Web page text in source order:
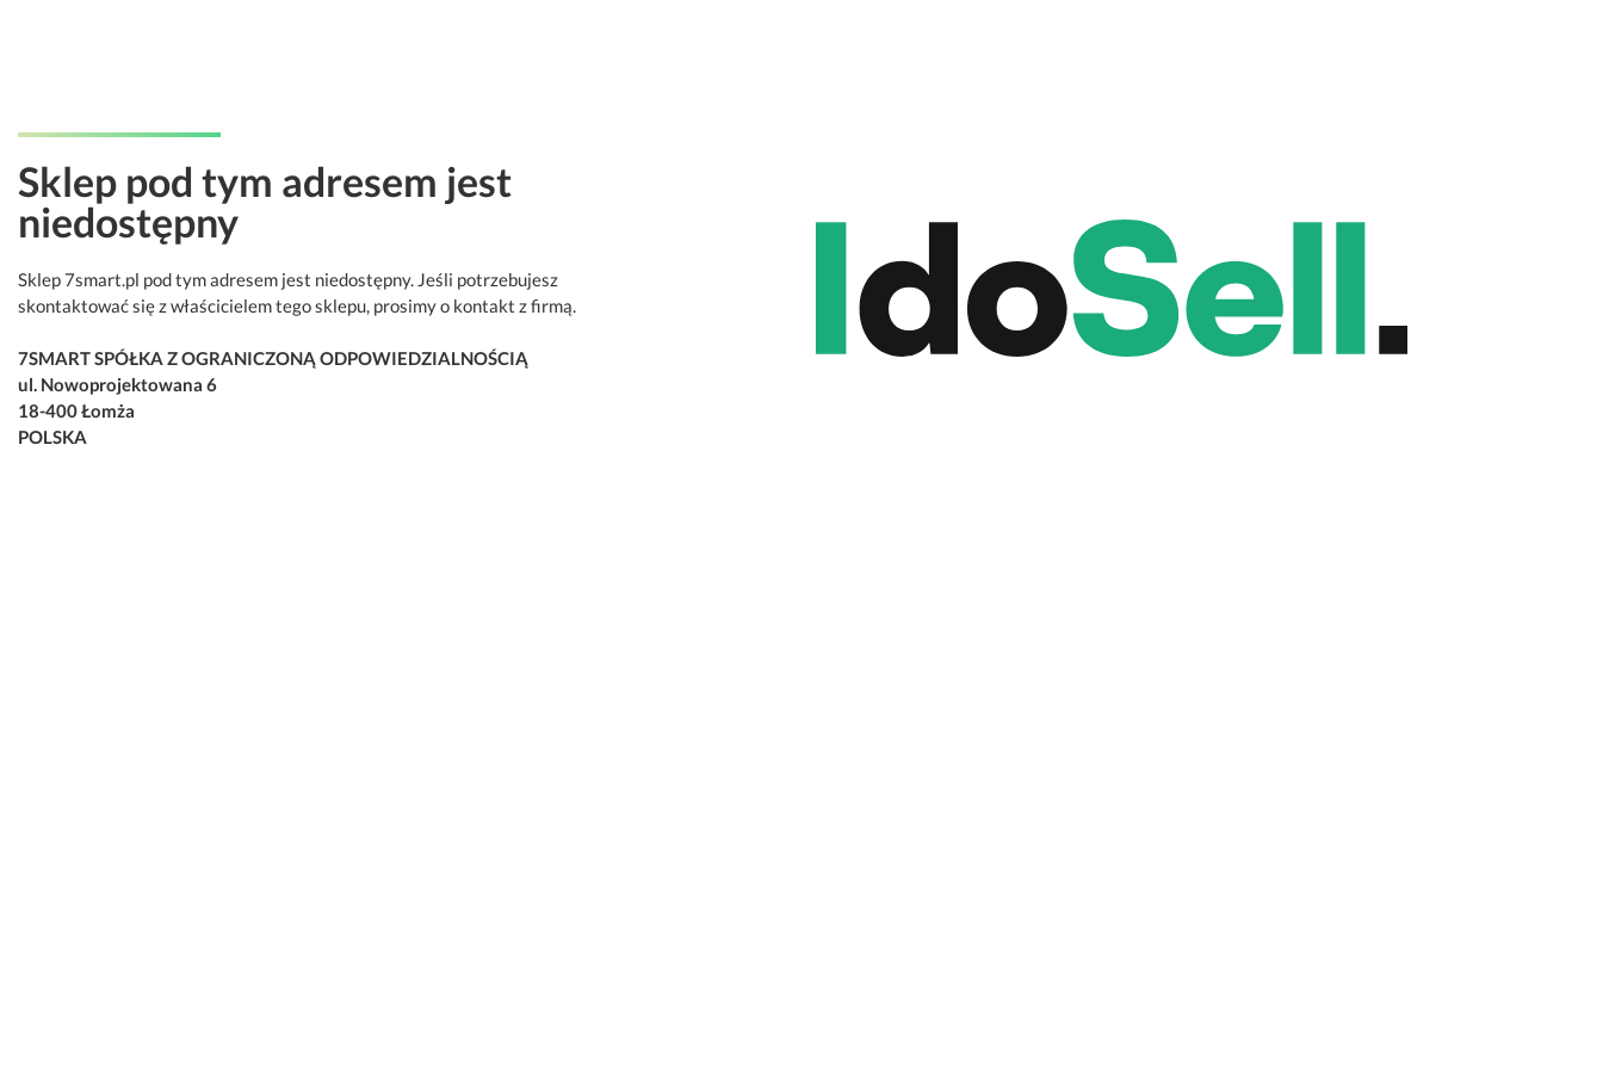
Sklep pod tym adresem jest
niedostępny
Sklep 7smart.pl pod tym adresem jest niedostępny. Jeśli potrzebujesz
skontaktować się z właścicielem tego sklepu, prosimy o kontakt z firmą.
7SMART SPÓŁKA Z OGRANICZONĄ ODPOWIEDZIALNOŚCIĄ
ul. Nowoprojektowana 6
18-400 Łomża
POLSKA